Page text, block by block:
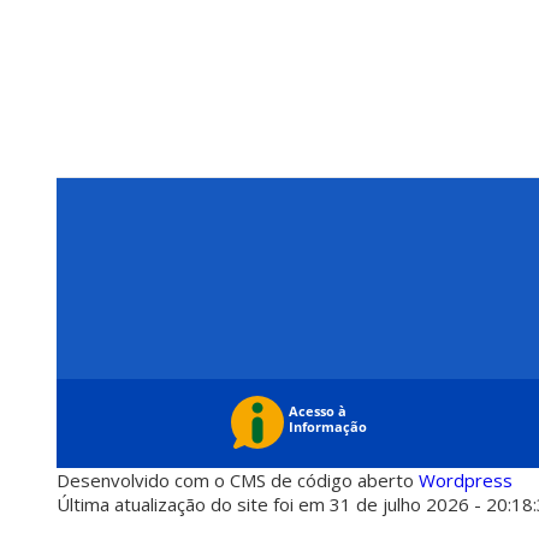
Desenvolvido com o CMS de código aberto Wordpress
Última atualização do site foi em 31 de julho 2026 -